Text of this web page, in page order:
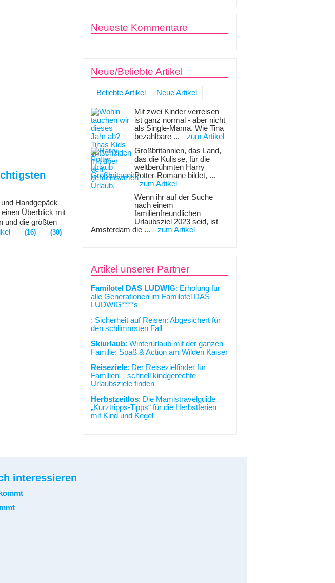
Handgepäck
Überblick mit
und die größten
(16)
(30)
Neueste Kommentare
Neue/Beliebte Artikel
Beliebte Artikel Neue Artikel
Mit zwei Kinder verreisen
ist ganz normal - aber nicht
als Single-Mama. Wie Tina
bezahlbare ...
zum Artikel
Großbritannien, das Land,
das die Kulisse, für die
weltberühmten Harry
Potter-Romane bildet, ...
zum Artikel
Wenn ihr auf der Suche
nach einem
familienfreundlichen
Urlaubsziel 2023 seid, ist
Amsterdam die ...
zum Artikel
Artikel unserer Partner
Familotel DAS LUDWIG: Erholung für
alle Generationen im Familotel DAS
LUDWIG****s
: Sicherheit auf Reisen: Abgesichert für
den schlimmsten Fall
Skiurlaub: Winterurlaub mit der ganzen
Familie: Spaß & Action am Wilden Kaiser
Reiseziele: Der Reisezielfinder für
Familien – schnell kindgerechte
Urlaubsziele finden
Herbstzeitlos: Die Mamistravelguide
„Kurztripps-Tipps“ für die Herbstferien
mit Kind und Kegel
interessieren